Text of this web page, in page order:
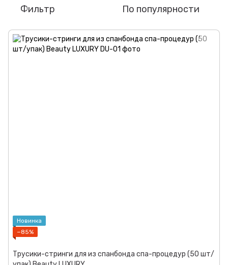
Фильтр По популярности
Новинка
−85%
Трусики-стринги для из спанбонда спа-процедур (50 шт/